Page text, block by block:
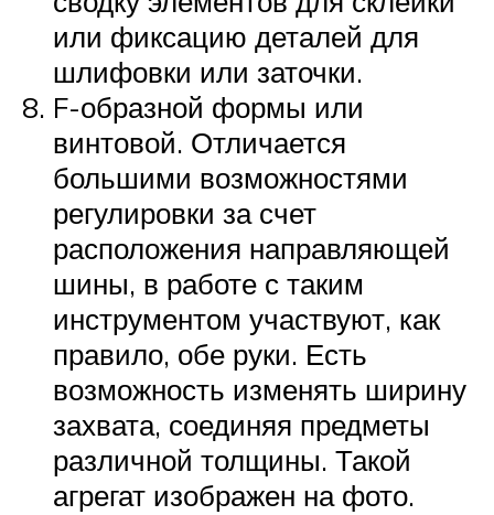
или фиксацию деталей для
шлифовки или заточки.
F-образной формы или
винтовой. Отличается
большими возможностями
регулировки за счет
расположения направляющей
шины, в работе с таким
инструментом участвуют, как
правило, обе руки. Есть
возможность изменять ширину
захвата, соединяя предметы
различной толщины. Такой
агрегат изображен на фото.